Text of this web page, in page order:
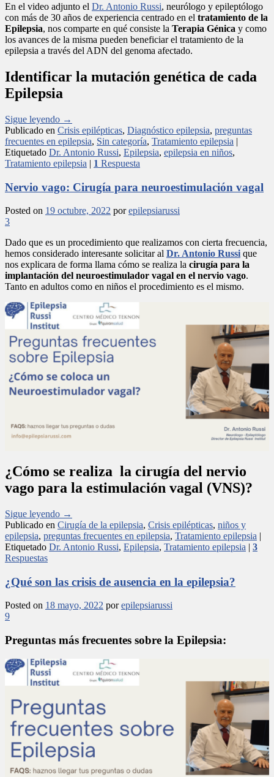
En el video adjunto el Dr. Antonio Russi, neurólogo y epileptólogo
con más de 30 años de experiencia centrado en el tratamiento de la
Epilepsia, nos comparte en qué consiste la Terapia Génica y como
los avances de la misma pueden beneficiar el tratamiento de la
epilepsia a través del ADN del genoma afectado.
Identificar la mutación genética de cada
Epilepsia
Sigue leyendo →
Publicado en Crisis epilépticas, Diagnóstico epilepsia, preguntas
frecuentes en epilepsia, Sin categoría, Tratamiento epilepsia |
Etiquetado Dr. Antonio Russi, Epilepsia, epilepsia en niños,
Tratamiento epilepsia | 1 Respuesta
Nervio vago: Cirugía para neuroestimulación vagal
Posted on 19 octubre, 2022 porepilepsiarussi
3
Dado que es un procedimiento que realizamos con cierta frecuencia,
hemos considerado interesante solicitar al Dr. Antonio Russi que
nos explicara de forma llama cómo se realiza la cirugía para la
implantación del neuroestimulador vagal en el nervio vago.
Tanto en adultos como en niños el procedimiento es el mismo.
¿Cómo se realiza la cirugía del nervio
vago para la estimulación vagal (VNS)?
Sigue leyendo →
Publicado en Cirugía de la epilepsia, Crisis epilépticas, niños y
epilepsia, preguntas frecuentes en epilepsia, Tratamiento epilepsia |
Etiquetado Dr. Antonio Russi, Epilepsia, Tratamiento epilepsia | 3
Respuestas
¿Qué son las crisis de ausencia en la epilepsia?
Posted on 18 mayo, 2022 porepilepsiarussi
9
Preguntas más frecuentes sobre la Epilepsia: